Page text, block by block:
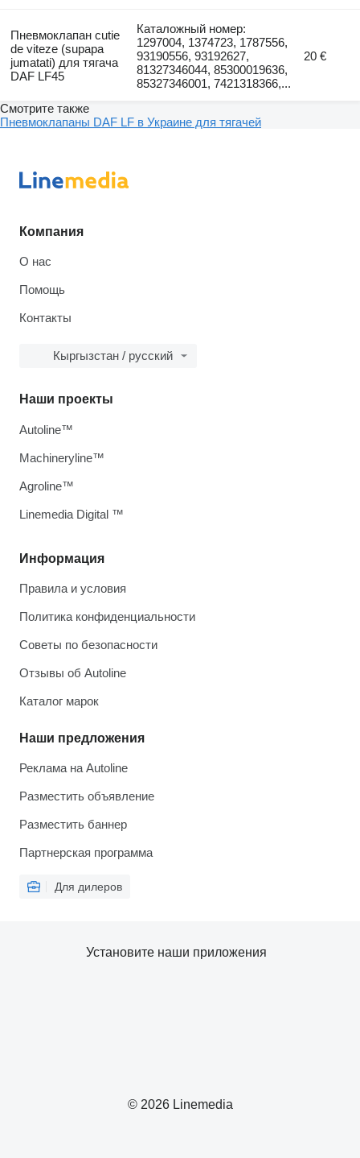
Пневмоклапан cutie
de viteze (supapa
jumatati) для тягача
DAF LF45
Каталожный номер:
1297004, 1374723, 1787556,
93190556, 93192627,
81327346044, 85300019636,
85327346001, 7421318366,...
20 €
Смотрите также
Пневмоклапаны DAF LF в Украине для тягачей
Компания
О нас
Помощь
Контакты
Кыргызстан / русский
Информация
Правила и условия
Политика конфиденциальности
Советы по безопасности
Отзывы об Autoline
Каталог марок
Наши предложения
Реклама на Autoline
Разместить объявление
Разместить баннер
Партнерская программа
Для дилеров
Наши проекты
Autoline™
Machineryline™
Agroline™
Linemedia Digital ™
© 2026 Linemedia
Установите наши приложения